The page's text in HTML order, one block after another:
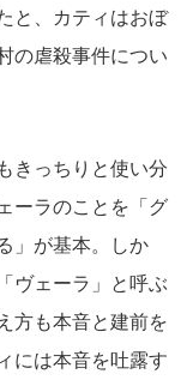
と、カティはおぼ
の虐殺事件につい
きっちりと使い分
ーラのことを「グ
」が基本。しか
ヴェーラ」と呼ぶ
方も本音と建前を
には本音を吐露す